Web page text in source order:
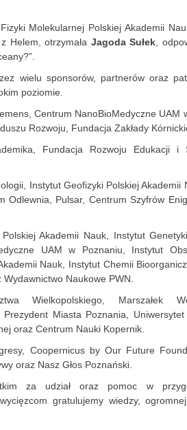
Molekularnej Polskiej Akademii
Helem, otrzymała Jagoda Sułek ,
wielu sponsorów, partnerów oraz
poziomie.
Centrum NanoBioMedyczne UAM
Rozwoju, Fundacja Zakłady
Fundacja Rozwoju Edukacji i
Instytut Geofizyki Polskiej Akademii
Odlewnia, Pulsar, Centrum Szyfrów
Akademii Nauk, Instytut Genetyki
UAM w Poznaniu, Instytut
Nauk, Instytut Chemii
Naukowe PWN.
Wielkopolskiego, Marszałek
Miasta Poznania,
oraz Centrum Nauki Kopernik.
Coopernicus by Our Future
oraz Nasz Głos Poznański.
za udział oraz pomoc w
gratulujemy wiedzy,